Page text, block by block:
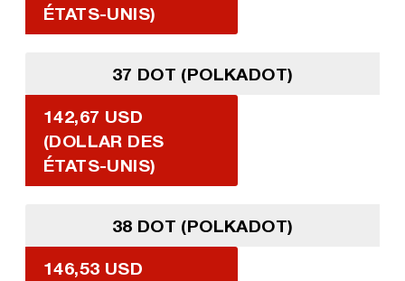
ÉTATS-UNIS)
37 DOT (POLKADOT)
142,67 USD
(DOLLAR DES
ÉTATS-UNIS)
38 DOT (POLKADOT)
146,53 USD